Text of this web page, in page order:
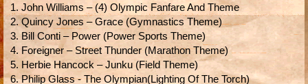
1. John Williams – (4) Olympic Fanfare And Theme
2. Quincy Jones – Grace (Gymnastics Theme)
3. Bill Conti – Power (Power Sports Theme)
4. Foreigner – Street Thunder (Marathon Theme)
5. Herbie Hancock – Junku (Field Theme)
6. Philip Glass - The Olympian(Lighting Of The Torch)